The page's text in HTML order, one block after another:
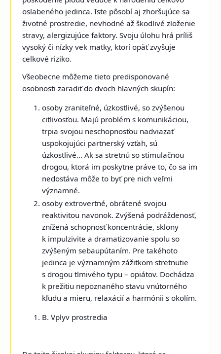
oslabeného jedinca. Iste pôsobí aj zhoršujúce sa
životné prostredie, nevhodné až škodlivé zloženie
stravy, alergizujúce faktory. Svoju úlohu hrá príliš
vysoký či nízky vek matky, ktorí opäť zvyšuje
celkové riziko.
Všeobecne môžeme tieto predisponované
osobnosti zaradiť do dvoch hlavných skupín:
osoby zraniteľné, úzkostlivé, so zvýšenou
citlivosťou. Majú problém s komunikáciou,
trpia svojou neschopnosťou nadviazať
uspokojujúci partnerský vzťah, sú
úzkostlivé... Ak sa stretnú so stimulačnou
drogou, ktorá im poskytne práve to, čo sa im
nedostáva môže to byť pre nich veľmi
významné.
osoby extrovertné, obrátené svojou
reaktivitou navonok. Zvýšená podráždenosť,
znížená schopnosť koncentrácie, sklony
k impulzivite a dramatizovanie spolu so
zvýšeným sebaupútaním. Pre takéhoto
jedinca je významným zážitkom stretnutie
s drogou tlmivého typu – opiátov. Dochádza
k prežitiu nepoznaného stavu vnútorného
kľudu a mieru, relaxácií a harmónii s okolím.
B. Vplyv prostredia